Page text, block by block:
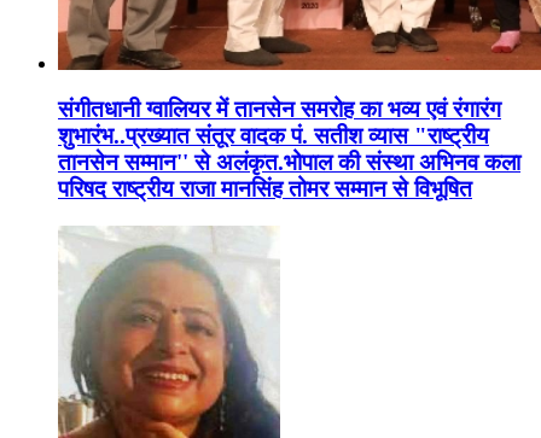
संगीतधानी ग्वालियर में तानसेन समरोह का भव्य एवं रंगारंग
शुभारंभ..प्रख्यात संतूर वादक पं. सतीश व्यास "राष्ट्रीय
तानसेन सम्मान'' से अलंकृत.भोपाल की संस्था अभिनव कला
परिषद राष्ट्रीय राजा मानसिंह तोमर सम्मान से विभूषित